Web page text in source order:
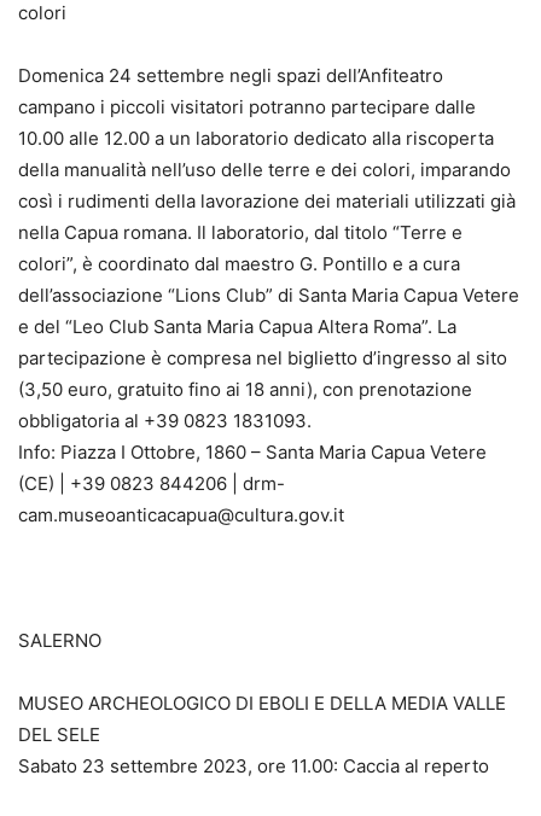
colori
Domenica 24 settembre negli spazi dell’Anfiteatro
campano i piccoli visitatori potranno partecipare dalle
10.00 alle 12.00 a un laboratorio dedicato alla riscoperta
della manualità nell’uso delle terre e dei colori, imparando
così i rudimenti della lavorazione dei materiali utilizzati già
nella Capua romana. Il laboratorio, dal titolo “Terre e
colori”, è coordinato dal maestro G. Pontillo e a cura
dell’associazione “Lions Club” di Santa Maria Capua Vetere
e del “Leo Club Santa Maria Capua Altera Roma”. La
partecipazione è compresa nel biglietto d’ingresso al sito
(3,50 euro, gratuito fino ai 18 anni), con prenotazione
obbligatoria al +39 0823 1831093.
Info: Piazza I Ottobre, 1860 – Santa Maria Capua Vetere
(CE) | +39 0823 844206 | drm-
cam.museoanticacapua@cultura.gov.it
SALERNO
MUSEO ARCHEOLOGICO DI EBOLI E DELLA MEDIA VALLE
DEL SELE
Sabato 23 settembre 2023, ore 11.00: Caccia al reperto